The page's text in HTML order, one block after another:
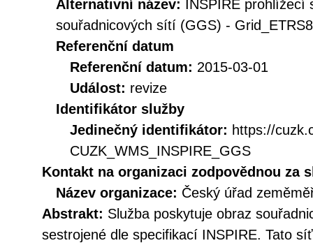
Alternativní název: INSPIRE prohlížecí
souřadnicových sítí (GGS) -
Referenční datum
Referenční datum: 2015-03-01
Událost: revize
Identifikátor služby
Jedinečný identifikátor: https://
CUZK_WMS_INSPIRE_GGS
Kontakt na organizaci zodpovědnou za
Název organizace: Český úřad
Abstrakt: Služba poskytuje obraz
sestrojené dle specifikací INSPIRE. Tato